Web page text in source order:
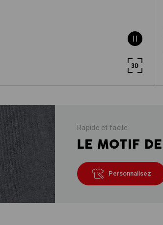
Rapide et facile
LE MOTIF
Personnalisez